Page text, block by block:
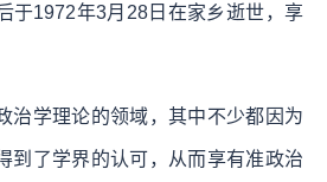
于1972年3月28日在家乡逝世，享
治学理论的领域，其中不少都因为
到了学界的认可，从而享有准政治